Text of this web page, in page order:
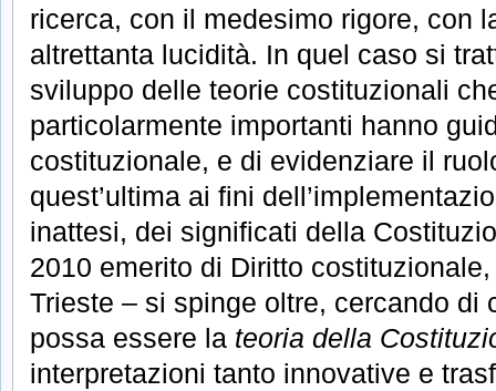
ricerca, con il medesimo rigore, con
altrettanta lucidità. In quel caso si
sviluppo delle teorie costituzionali
particolarmente importanti hanno
costituzionale, e di evidenziare il
quest’ultima ai fini
inattesi, dei significati della
2010 emerito di Diritto
Trieste – si spinge oltre, cercando di
possa essere la teoria della
interpretazioni tanto innovative e